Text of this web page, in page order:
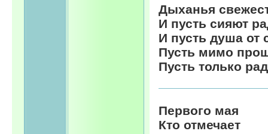
Дыханья
И пусть сияют
И пусть душа от
Пусть мимо
Пусть только
Первого мая
Кто отмечает